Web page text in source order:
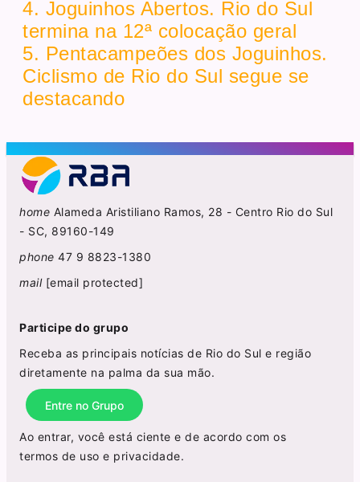
4. Joguinhos Abertos. Rio do Sul
termina na 12ª colocação geral
5. Pentacampeões dos Joguinhos.
Ciclismo de Rio do Sul segue se
destacando
home Alameda Aristiliano Ramos, 28 - Centro Rio do Sul
- SC, 89160-149
phone 47 9 8823-1380
mail [email protected]
Participe do grupo
Receba as principais notícias de Rio do Sul e região
diretamente na palma da sua mão.
Entre no Grupo
Ao entrar, você está ciente e de acordo com os
termos de uso e privacidade.